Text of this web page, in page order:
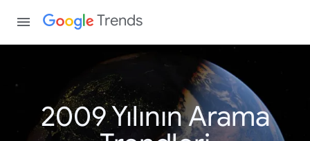
Trends
2009 Yılının Arama